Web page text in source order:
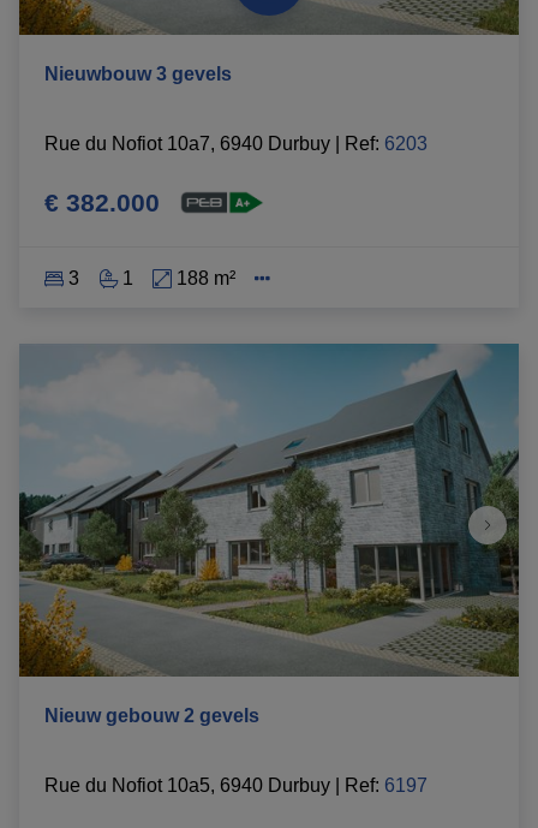
Nieuwbouw 3 gevels
Rue du Nofiot 10a7, 6940 Durbuy Ref: 6203
€ 382.000
3 1 188 m²
Nieuw gebouw 2 gevels
Rue du Nofiot 10a5, 6940 Durbuy Ref: 6197